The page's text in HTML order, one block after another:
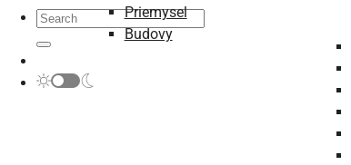
Priemysel
Budovy